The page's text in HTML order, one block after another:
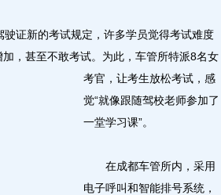
证新的考试规定，许多学员觉得考试难度
，甚至不敢考试。 为此，车管所特派8名女
考官，让考生放松考试，感
觉“就像跟随驾校老师参加了
一堂学习课”。
在成都车管所内，采用
电子呼叫和智能排号系统，